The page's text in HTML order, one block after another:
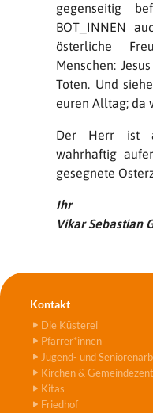
gegenseitig
BOT_INNEN
österliche
Menschen:
Toten. Und
euren Alltag; da
Der Herr ist
wahrhaftig
gesegnete
Ihr
Vikar Sebastian
Kontakt
Die Küsterei
Pfarrer*innen
Jugend- und
Kirchen &
Kitas
Friedhof